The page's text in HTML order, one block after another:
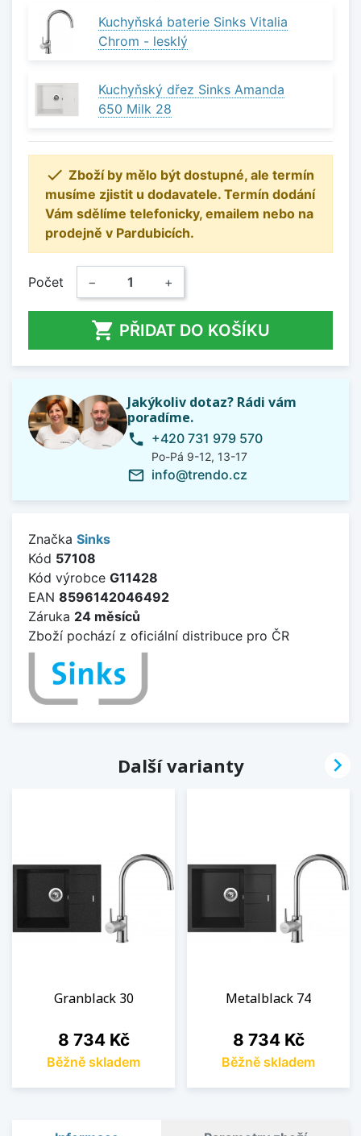
Kuchyňská baterie Sinks Vitalia
Chrom - lesklý
Kuchyňský dřez Sinks Amanda
650 Milk 28
 Zboží by mělo být dostupné, ale termín
musíme zjistit u dodavatele. Termín dodání
Vám sdělíme telefonicky, emailem nebo na
prodejně v Pardubicích.
Počet − +
 PŘIDAT DO KOŠÍKU
Jakýkoliv dotaz? Rádi vám
poradíme.
phone +420 731 979 570
Po-Pá 9-12, 13-17
mail_outline info@trendo.cz
Značka Sinks
Kód 57108
Kód výrobce G11428
EAN 8596142046492
Záruka 24 měsíců
Zboží pochází z oficiální distribuce pro ČR
Další varianty
Granblack 30
Cena
8 734 Kč
Běžně skladem
Metalblack 74
Cena
8 734 Kč
Běžně skladem
